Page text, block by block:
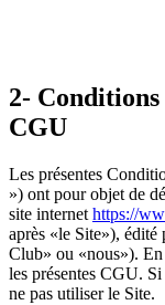
2-
CGU
Les présentes
») ont pour objet de
site internet https://
après «le Site»), édité
Club» ou «nous»). En
les présentes CGU.
ne pas utiliser le Site.